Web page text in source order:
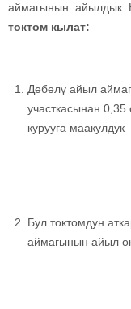
аймагынын айылдык
токтом кылат:
Дөбөлү айыл
участкасынан
курууга маакулдук
Бул токтомдун
аймагынын айыл